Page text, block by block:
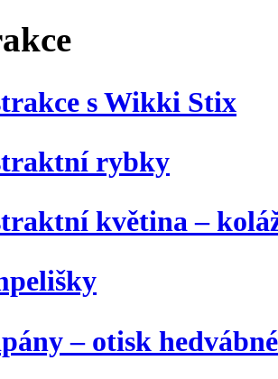
s Wikki Stix
rybky
květina –
– otisk